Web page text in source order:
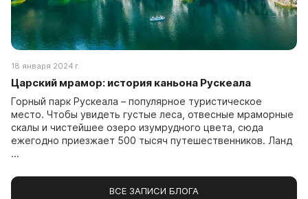
18 января 2024 г.
Царский мрамор: история каньона Рускеала
Горный парк Рускеала – популярное туристическое
место. Чтобы увидеть густые леса, отвесные мраморные
скалы и чистейшее озеро изумрудного цвета, сюда
ежегодно приезжает 500 тысяч путешественников. Ланд
...
ВСЕ ЗАПИСИ БЛОГА